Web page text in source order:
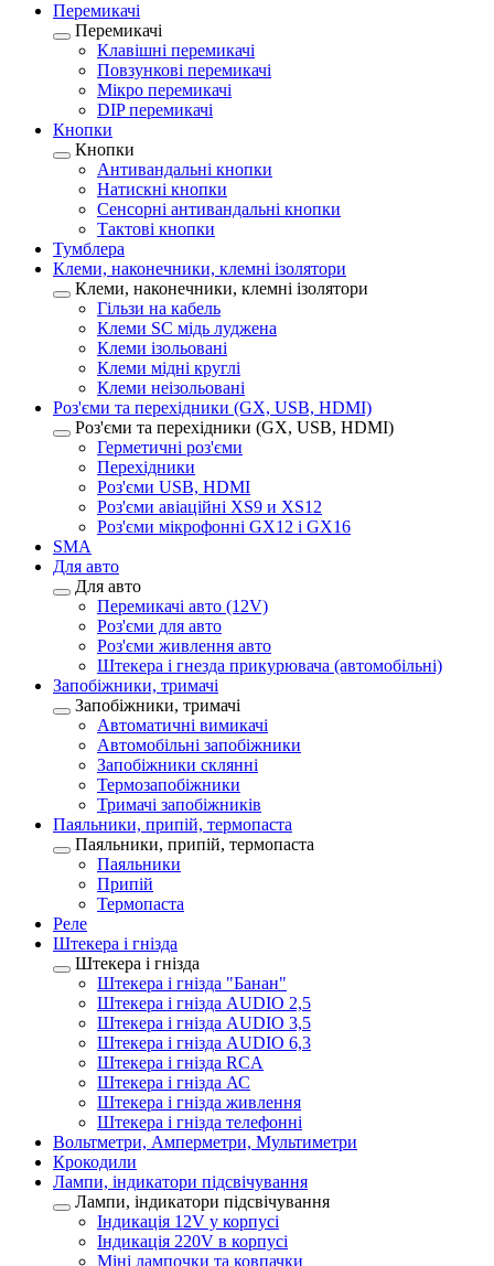
Перемикачі
Перемикачі
Клавішні перемикачі
Повзункові перемикачі
Мікро перемикачі
DIP перемикачі
Кнопки
Кнопки
Антивандальні кнопки
Натискні кнопки
Сенсорні антивандальні кнопки
Тактові кнопки
Тумблера
Клеми, наконечники, клемні ізолятори
Клеми, наконечники, клемні ізолятори
Гільзи на кабель
Клеми SC мідь луджена
Клеми ізольовані
Клеми мідні круглі
Клеми неізольовані
Роз'єми та перехідники (GX, USB, HDMI)
Роз'єми та перехідники (GX, USB, HDMI)
Герметичні роз'єми
Перехідники
Роз'єми USB, HDMI
Роз'єми авіаційні XS9 и XS12
Роз'єми мікрофонні GX12 і GX16
SMA
Для авто
Для авто
Перемикачі авто (12V)
Роз'єми для авто
Роз'єми живлення авто
Штекера і гнезда прикурювача (автомобільні)
Запобіжники, тримачі
Запобіжники, тримачі
Автоматичні вимикачі
Автомобільні запобіжники
Запобіжники склянні
Термозапобіжники
Тримачі запобіжників
Паяльники, припій, термопаста
Паяльники, припій, термопаста
Паяльники
Припій
Термопаста
Реле
Штекера і гнізда
Штекера і гнізда
Штекера і гнізда "Банан"
Штекера і гнізда AUDIO 2,5
Штекера і гнізда AUDIO 3,5
Штекера і гнізда AUDIO 6,3
Штекера і гнізда RCA
Штекера і гнізда АС
Штекера і гнізда живлення
Штекера і гнізда телефонні
Вольтметри, Амперметри, Мультиметри
Крокодили
Лампи, індикатори підсвічування
Лампи, індикатори підсвічування
Індикація 12V у корпусі
Індикація 220V в корпусі
Міні лампочки та ковпачки